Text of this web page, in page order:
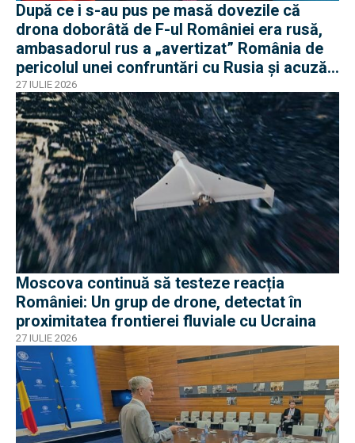
După ce i s-au pus pe masă dovezile că
drona doborâtă de F-ul României era rusă,
ambasadorul rus a „avertizat” România de
pericolul unei confruntări cu Rusia și acuză
o „înscenare propagandistă”
27 IULIE 2026
Moscova continuă să testeze reacția
României: Un grup de drone, detectat în
proximitatea frontierei fluviale cu Ucraina
27 IULIE 2026